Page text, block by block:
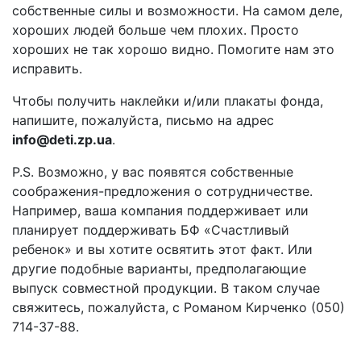
собственные силы и возможности. На самом деле,
хороших людей больше чем плохих. Просто
хороших не так хорошо видно. Помогите нам это
исправить.
Чтобы получить наклейки и/или плакаты фонда,
напишите, пожалуйста, письмо на адрес
info@deti.zp.ua.
P.S. Возможно, у вас появятся собственные
соображения-предложения о сотрудничестве.
Например, ваша компания поддерживает или
планирует поддерживать БФ «Счастливый
ребенок» и вы хотите освятить этот факт. Или
другие подобные варианты, предполагающие
выпуск совместной продукции. В таком случае
свяжитесь, пожалуйста, с Романом Кирченко (050)
714-37-88.